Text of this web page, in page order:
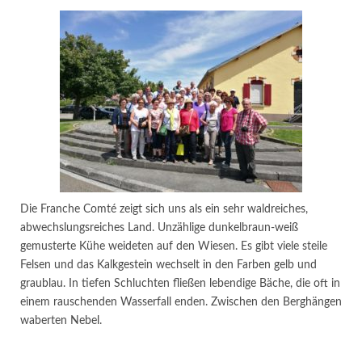
Die Franche Comté zeigt sich uns als ein sehr waldreiches,
abwechslungsreiches Land. Unzählige dunkelbraun-weiß
gemusterte Kühe weideten auf den Wiesen. Es gibt viele steile
Felsen und das Kalkgestein wechselt in den Farben gelb und
graublau. In tiefen Schluchten fließen lebendige Bäche, die oft in
einem rauschenden Wasserfall enden. Zwischen den Berghängen
waberten Nebel.